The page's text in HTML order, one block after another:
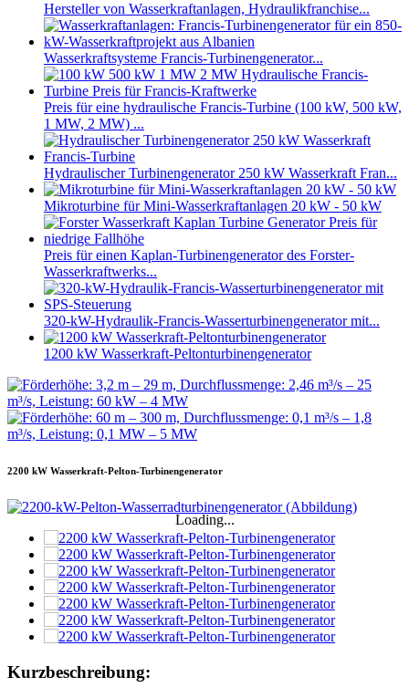
Hersteller von Wasserkraftanlagen, Hydraulikfranchise...
Wasserkraftsysteme Francis-Turbinengenerator...
Preis für eine hydraulische Francis-Turbine (100 kW, 500 kW,
1 MW, 2 MW) ...
Hydraulischer Turbinengenerator 250 kW Wasserkraft Fran...
Mikroturbine für Mini-Wasserkraftanlagen 20 kW - 50 kW
Preis für einen Kaplan-Turbinengenerator des Forster-
Wasserkraftwerks...
320-kW-Hydraulik-Francis-Wasserturbinengenerator mit...
1200 kW Wasserkraft-Peltonturbinengenerator
2200 kW Wasserkraft-Pelton-Turbinengenerator
Loading...
Kurzbeschreibung: